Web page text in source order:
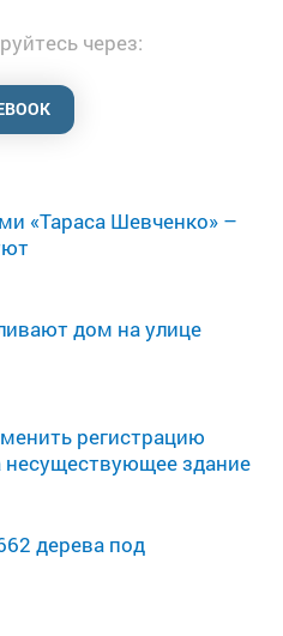
«Тараса Шевченко» –
дом на улице
регистрацию
несуществующее здание
дерева под
через: